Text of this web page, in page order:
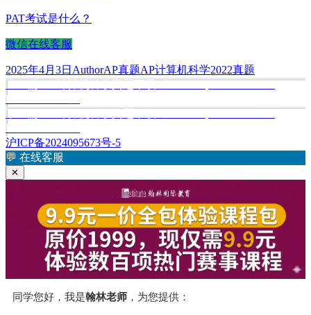
PAT考试是什么？
微信在线客服
发
布
于
2025年4月3日 作
者
Author分
类
AP真题标
签
AP计算机科学2022真题
文
章
导
航
上一篇上
文
AP计算机科学真题下载《AP Computer Science A
Practice Exam》
下一篇
下
文
章：
Practice Exam》
沪ICP备2024095673号-5
💬 在线客服
✕
同学您好，我是翰林老师 ，为您提供：